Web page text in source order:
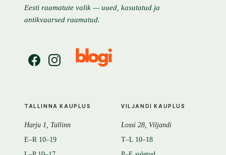
Eesti raamatute valik — uued, kasutatud ja
antikvaarsed raamatud.
TALLINNA KAUPLUS
Harju 1, Tallinn
E–R 10–19
VILJANDI KAUPLUS
Lossi 28, Viljandi
T–L 10–18